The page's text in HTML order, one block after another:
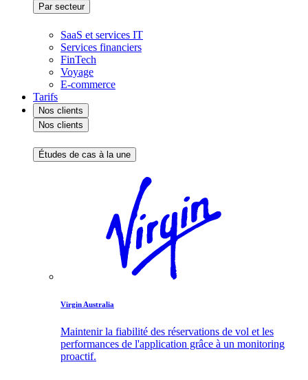
Par secteur
SaaS et services IT
Services financiers
FinTech
Voyage
E-commerce
Tarifs
Nos clients
Nos clients
Études de cas à la une
Virgin Australia
Maintenir la fiabilité des réservations de vol et les
performances de l'application grâce à un monitoring
proactif.